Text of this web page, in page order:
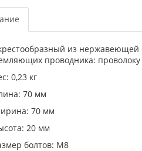
из нержавеющей
проводника:
0,23 кг
70 мм
70 мм
20 мм
болтов: М8